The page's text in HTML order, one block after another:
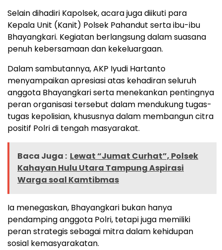
Selain dihadiri Kapolsek, acara juga diikuti para
Kepala Unit (Kanit) Polsek Pahandut serta ibu-ibu
Bhayangkari. Kegiatan berlangsung dalam suasana
penuh kebersamaan dan kekeluargaan.
Dalam sambutannya, AKP Iyudi Hartanto
menyampaikan apresiasi atas kehadiran seluruh
anggota Bhayangkari serta menekankan pentingnya
peran organisasi tersebut dalam mendukung tugas-
tugas kepolisian, khususnya dalam membangun citra
positif Polri di tengah masyarakat.
Baca Juga : Lewat “Jumat Curhat”, Polsek
Kahayan Hulu Utara Tampung Aspirasi
Warga soal Kamtibmas
Ia menegaskan, Bhayangkari bukan hanya
pendamping anggota Polri, tetapi juga memiliki
peran strategis sebagai mitra dalam kehidupan
sosial kemasyarakatan.